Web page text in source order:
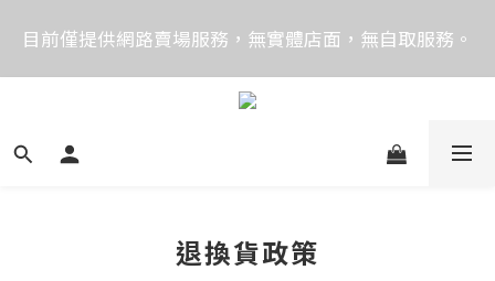
價格均含稅，下單享優惠！歡迎大量採購，由專人提供
專案報價。
目前僅提供網路賣場服務，無實體店面，無自取服務。
目前電話系統異常，暫時無法正常接聽來電，請改播
退換貨政策